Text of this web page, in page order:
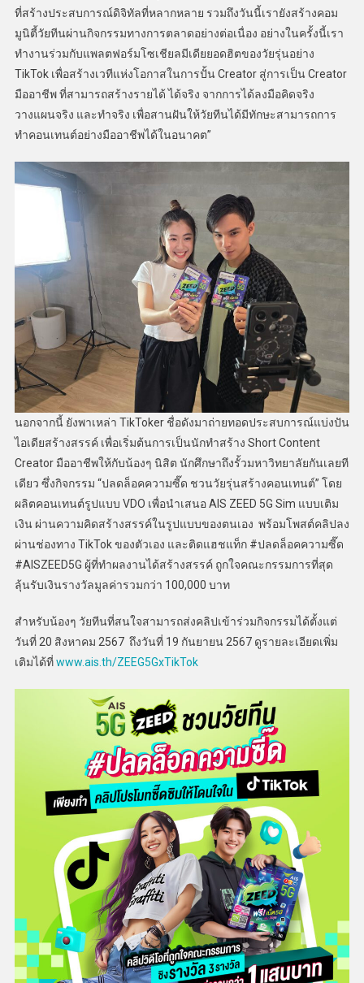
ที่สร้างประสบการณ์ดิจิทัลที่หลากหลาย รวมถึงวันนี้เรายังสร้างคอม
มูนิตี้วัยทีนผ่านกิจกรรมทางการตลาดอย่างต่อเนื่อง อย่างในครั้งนี้เรา
ทำงานร่วมกับแพลตฟอร์มโซเชียลมีเดียยอดฮิตของวัยรุ่นอย่าง
TikTok เพื่อสร้างเวทีแห่งโอกาสในการปั้น Creator สู่การเป็น Creator
มืออาชีพ ที่สามารถสร้างรายได้ ได้จริง จากการได้ลงมือคิดจริง
วางแผนจริง และทำจริง เพื่อสานฝันให้วัยทีนได้มีทักษะสามารถการ
ทำคอนเทนต์อย่างมืออาชีพได้ในอนาคต”
นอกจากนี้ ยังพาเหล่า TikToker ชื่อดังมาถ่ายทอดประสบการณ์แบ่งปัน
ไอเดียสร้างสรรค์ เพื่อเริ่มต้นการเป็นนักทำสร้าง Short Content
Creator มืออาชีพให้กับน้องๆ นิสิต นักศึกษาถึงรั้วมหาวิทยาลัยกันเลยที
เดียว ซึ่งกิจกรรม “ปลดล็อคความซี๊ด ชวนวัยรุ่นสร้างคอนเทนต์” โดย
ผลิตคอนเทนต์รูปแบบ VDO เพื่อนำเสนอ AIS ZEED 5G Sim แบบเติม
เงิน ผ่านความคิดสร้างสรรค์ในรูปแบบของตนเอง พร้อมโพสต์คลิปลง
ผ่านช่องทาง TikTok ของตัวเอง และติดแฮชแท็ก #ปลดล็อคความซี๊ด
#AISZEED5G ผู้ที่ทำผลงานได้สร้างสรรค์ ถูกใจคณะกรรมการที่สุด
ลุ้นรับเงินรางวัลมูลค่ารวมกว่า 100,000 บาท
สำหรับน้องๆ วัยทีนที่สนใจสามารถส่งคลิปเข้าร่วมกิจกรรมได้ตั้งแต่
วันที่ 20 สิงหาคม 2567 ถึงวันที่ 19 กันยายน 2567 ดูรายละเอียดเพิ่ม
เติมได้ที่www.ais.th/ZEEG5GxTikTok